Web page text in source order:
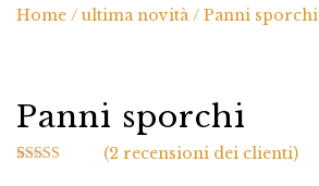
Home / ultima novità/ Panni sporchi
Panni sporchi
(2 recensioni dei clienti)